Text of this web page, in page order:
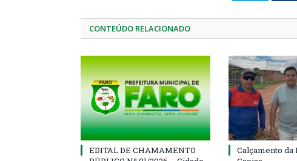
CONTEÚDO RELACIONADO
EDITAL DE CHAMAMENTO
Calçamento da